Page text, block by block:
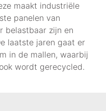
maakt industriële
panelen van
belastbaar zijn en
laatste jaren gaat er
in de mallen, waarbij
wordt gerecycled.